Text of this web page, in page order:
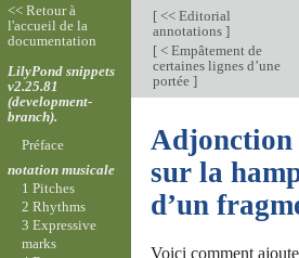
[<< Editorial
annotations ]
[< Empâtement de
certaines lignes d’une
portée ]
Adjonction
sur la
d’un
Voici comment
<< Retour à
l'accueil de la
documentation
LilyPond snippets
v2.25.81
(development-
branch).
Préface
notation musicale
1 Pitches
2 Rhythms
3 Expressive
marks